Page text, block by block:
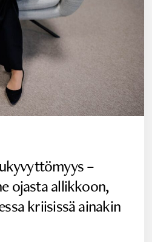
–
ojasta allikkoon,
kriisissä ainakin